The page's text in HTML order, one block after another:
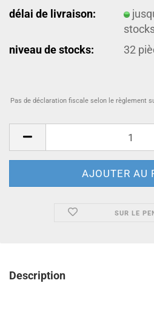
délai de livraison:
niveau de stocks: 32
Pas de déclaration fiscale selon le règlement
SUR LE
Description